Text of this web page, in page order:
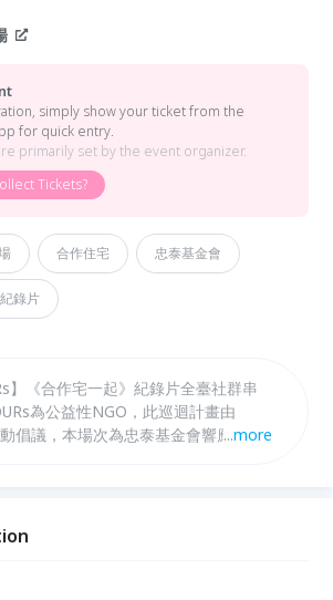
simply show your ticket from the
for quick entry.
primarily set by the event organizer.
Tickets?
合作住宅 忠泰基金會
紀錄片
】《合作宅一起》紀錄片全臺社群串
為公益性NGO，此巡迴計畫由
倡議，本場次為忠泰基金會響應
...more